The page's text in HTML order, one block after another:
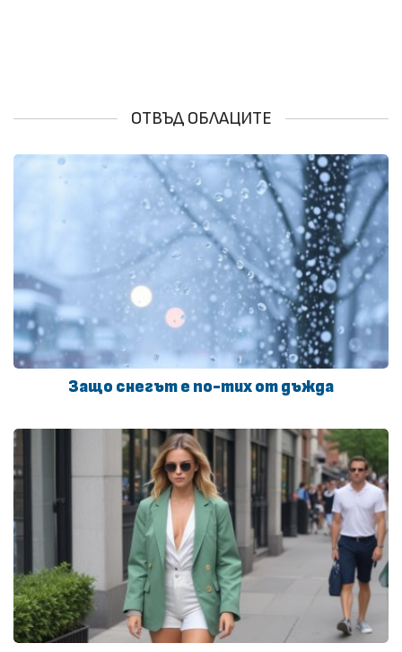
ОТВЪД ОБЛАЦИТЕ
Защо снегът е по-тих от дъжда